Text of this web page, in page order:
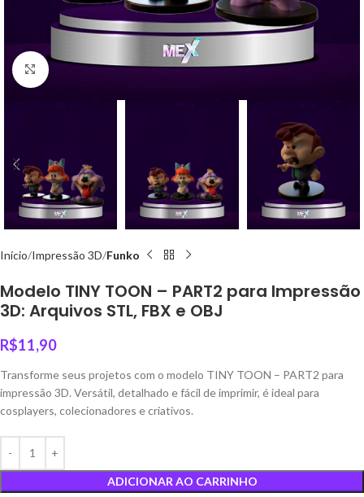
Click to enlarge
Início Impressão 3D Funko
Modelo TINY TOON – PART2 para Impressão
3D: Arquivos STL, FBX e OBJ
R$11,90
Transforme seus projetos com o modelo TINY TOON – PART2 para
impressão 3D. Versátil, detalhado e fácil de imprimir, é ideal para
cosplayers, colecionadores e criativos.
ADICIONAR AO CARRINHO